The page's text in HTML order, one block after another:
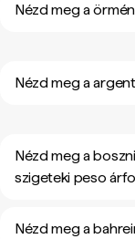
Nézd meg a
Nézd meg a
Nézd meg a
szigeteki peso
Nézd meg a